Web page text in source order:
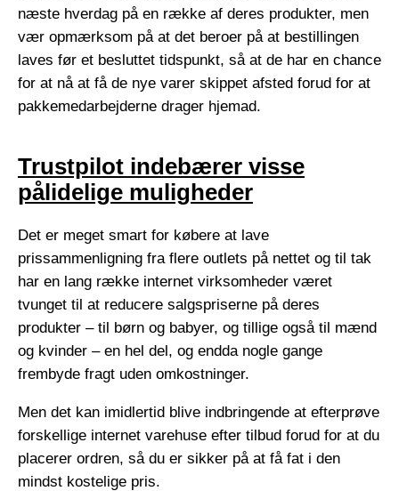
næste hverdag på en række af deres produkter, men
vær opmærksom på at det beroer på at bestillingen
laves før et besluttet tidspunkt, så at de har en chance
for at nå at få de nye varer skippet afsted forud for at
pakkemedarbejderne drager hjemad.
Trustpilot indebærer visse
pålidelige muligheder
Det er meget smart for købere at lave
prissammenligning fra flere outlets på nettet og til tak
har en lang række internet virksomheder været
tvunget til at reducere salgspriserne på deres
produkter – til børn og babyer, og tillige også til mænd
og kvinder – en hel del, og endda nogle gange
frembyde fragt uden omkostninger.
Men det kan imidlertid blive indbringende at efterprøve
forskellige internet varehuse efter tilbud forud for at du
placerer ordren, så du er sikker på at få fat i den
mindst kostelige pris.